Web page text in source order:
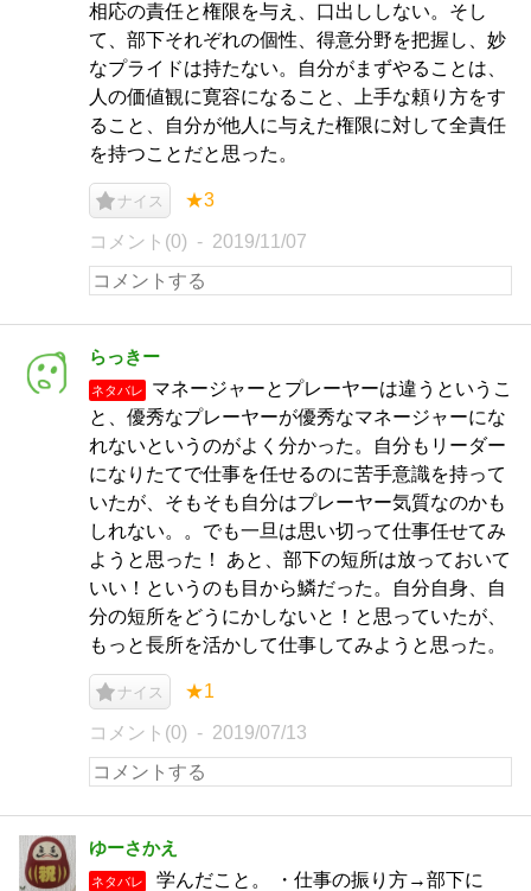
相応の責任と権限を与え、口出ししない。そし
て、部下それぞれの個性、得意分野を把握し、妙
なプライドは持たない。自分がまずやることは、
人の価値観に寛容になること、上手な頼り方をす
ること、自分が他人に与えた権限に対して全責任
を持つことだと思った。
ナイス ★3
コメント(0) 2019/11/07
らっきー
ネタバレ
マネージャーとプレーヤーは違うというこ
と、優秀なプレーヤーが優秀なマネージャーにな
れないというのがよく分かった。自分もリーダー
になりたてで仕事を任せるのに苦手意識を持って
いたが、そもそも自分はプレーヤー気質なのかも
しれない。。でも一旦は思い切って仕事任せてみ
ようと思った！ あと、部下の短所は放っておいて
いい！というのも目から鱗だった。自分自身、自
分の短所をどうにかしないと！と思っていたが、
もっと長所を活かして仕事してみようと思った。
ナイス ★1
コメント(0) 2019/07/13
ゆーさかえ
ネタバレ
学んだこと。 ・仕事の振り方→部下に